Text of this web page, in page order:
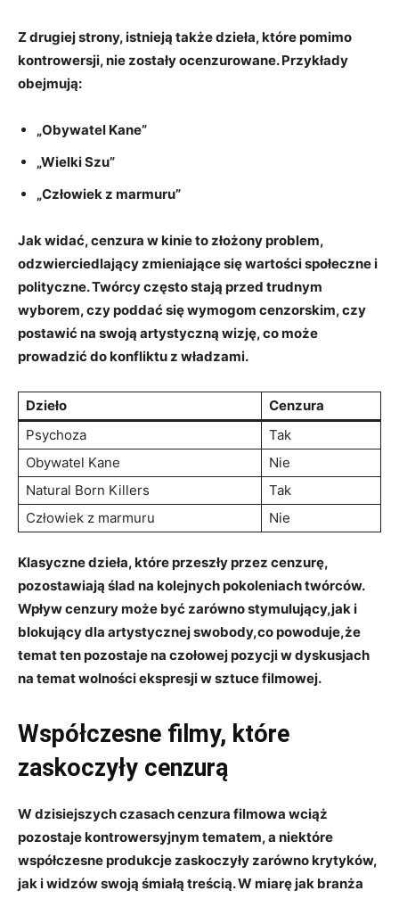
Z drugiej strony, istnieją także dzieła, które pomimo
kontrowersji, nie zostały ocenzurowane. Przykłady
obejmują:
„Obywatel Kane”
„Wielki Szu”
„Człowiek z‍ marmuru”
Jak widać, cenzura w kinie to złożony ​problem,
odzwierciedlający zmieniające się wartości ⁤społeczne i
polityczne. Twórcy często stają przed trudnym
wyborem, czy‌ poddać się wymogom cenzorskim, czy
postawić na swoją artystyczną wizję, co może
prowadzić do konfliktu z władzami.
Dzieło
Cenzura
Psychoza
Tak
Obywatel Kane
Nie
Natural Born Killers
Tak
Człowiek z marmuru
Nie
Klasyczne dzieła, które przeszły przez cenzurę,
pozostawiają ślad na kolejnych pokoleniach twórców.
Wpływ cenzury może być zarówno stymulujący,jak i
blokujący​ dla artystycznej swobody,co powoduje,że
temat ten pozostaje na czołowej pozycji ‌w dyskusjach
na temat wolności ekspresji w sztuce⁤ filmowej.
Współczesne filmy, które⁤
zaskoczyły cenzurą
W dzisiejszych czasach cenzura filmowa wciąż
pozostaje kontrowersyjnym tematem, a niektóre
współczesne produkcje‍ zaskoczyły zarówno krytyków,
jak i widzów swoją śmiałą treścią.​ W miarę jak‌ branża